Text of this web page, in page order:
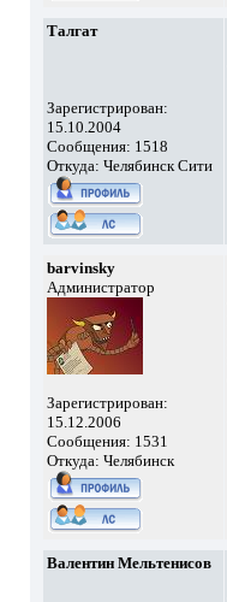
Талгат
Зарегистрирован:
15.10.2004
Сообщения: 1518
Откуда: Челябинск Сити
barvinsky
Администратор
Зарегистрирован:
15.12.2006
Сообщения: 1531
Откуда: Челябинск
Валентин Мельтенисов